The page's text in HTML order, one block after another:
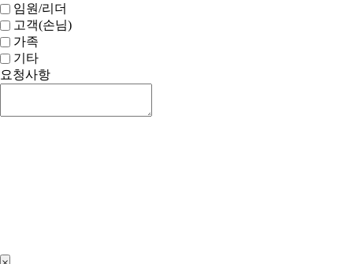
임원/리더
고객(손님)
가족
기타
요청사항